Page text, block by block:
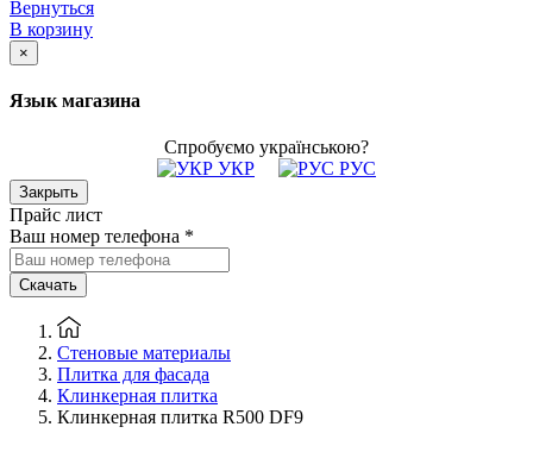
Вернуться
В корзину
×
Язык магазина
Спробуємо українською?
УКР
РУС
Закрыть
Прайс лист
Ваш номер телефона *
Скачать
Стеновые материалы
Плитка для фасада
Клинкерная плитка
Клинкерная плитка R500 DF9